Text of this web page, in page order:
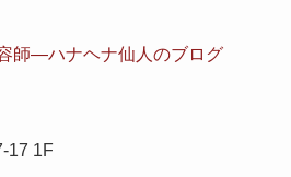
師―ハナヘナ仙人のブログ
17 1F